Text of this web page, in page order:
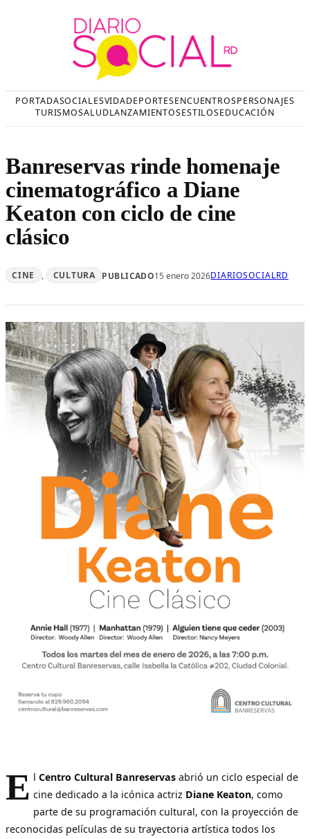
PORTADASOCIALESVIDADEPORTESENCUENTROSPERSONAJES
TURISMOSALUDLANZAMIENTOSESTILOSEDUCACIÓN
Banreservas rinde homenaje
cinematográfico a Diane
Keaton con ciclo de cine
clásico
CINE , CULTURA PUBLICADO15 enero 2026DIARIOSOCIALRD
E lCentro Cultural Banreservas abrió un ciclo especial de
cine dedicado a la icónica actriz Diane Keaton, como
parte de su programación cultural, con la proyección de
reconocidas películas de su trayectoria artística todos los